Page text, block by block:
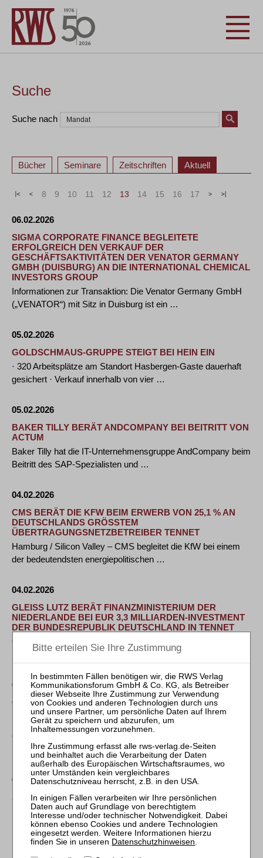
Suche
Suche nach
Bücher Seminare Zeitschriften Aktuell
« < 8 9 10 11 12 13 14 15 16 17 > »
06.02.2026
SIGMA CORPORATE FINANCE BEGLEITETE
ERFOLGREICH DEN VERKAUF DER
GESCHÄFTSAKTIVITÄTEN DER VENATOR GERMANY
GMBH (DUISBURG) AN DIE INTERNATIONAL CHEMICAL
INVESTORS GROUP
Informationen zur Transaktion: Die Venator Germany GmbH
(„VENATOR“) mit Sitz in Duisburg ist ein …
05.02.2026
GOLDSCHMAUS-GRUPPE STEIGT BEI HEIN EIN
· 320 Arbeitsplätze am Standort Hasbergen-Gaste dauerhaft
gesichert · Verkauf innerhalb von vier …
05.02.2026
BAKER TILLY BERÄT ANDCOMPANY BEI BEITRITT VON
ACTUM
Baker Tilly hat die IT-Unternehmensgruppe AndCompany beim
Beitritt des SAP-Spezialisten und …
04.02.2026
CMS BERÄT DIE KFW BEIM ERWERB VON 25,1 % AN
DEUTSCHLANDS GRÖSSTEM Ü
BERTRAGUNGSNETZBETREIBER TENNET
Hamburg / Silicon Valley – CMS begleitet die KfW bei einem
der bedeutendsten energiepolitischen …
04.02.2026
GLEISS LUTZ BERÄT FINANZMINISTERIUM DER
NIEDERLANDE BEI EUR 3,3 MILLIARDEN-INVESTMENT
DER BUNDESREPUBLIK DEUTSCHLAND IN TENNET
Gleiss Lutz hat das Finanzministerium der Niederlande beim
Einstieg der Kreditanstalt für …
04.02.2026
GLEISS LUTZ BERÄT FINANZMINISTERIUM DER
NIEDERLANDE BEI EUR 3,3 MILLIARDEN-INVESTMENT
DER BUNDESREPUBLIK DEUTSCHLAND IN TENNET
Gleiss Lutz hat das Finanzministerium der Niederlande beim
Einstieg der Kreditanstalt für …
03.02.2026
SZA SCHILLING, ZUTT & ANSCHÜTZ BAUT
RESTRUKTURIERUNGSPRAXIS AUS
Der renommierte Restrukturierungsexperte Dr. Dietmar
Schulz verstärkt zum 1. Februar 2026 den …
Datenschutzhinweisen.